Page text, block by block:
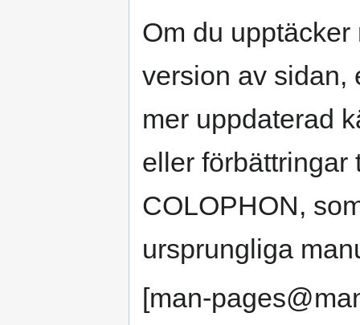
Om du
version av sidan,
mer uppdaterad
eller förbättringar
COLOPHON,
ursprungliga
[man-